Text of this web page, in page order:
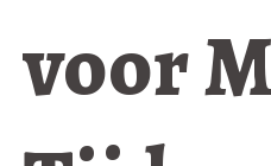
voor